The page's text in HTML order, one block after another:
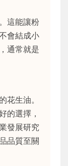
這能讓粉
會結成小
通常就是
花生油。
的選擇，
發展研究
品質至關